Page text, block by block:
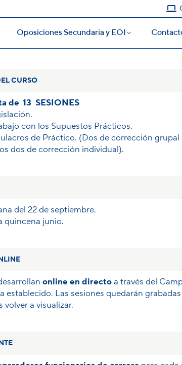
Oposiciones Secundaria y EOI
CURSO
de 13 SESIONES
con los Supuestos Prácticos.
de Práctico. (Dos de corrección grupal
dos de corrección individual).
del 22 de septiembre.
quincena junio.
online en directoa través del
establecido. Las sesiones quedarán
volver a visualizar.